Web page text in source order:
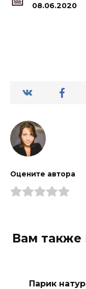
08.06.2020
Оцените автора
Вам также
Парик